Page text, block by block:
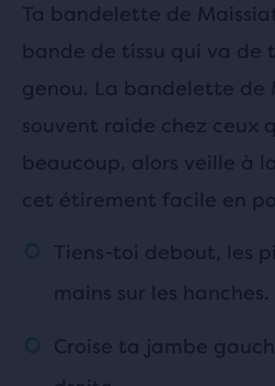
Ta bandelette de
bande de tissu qui va de
genou. La bandelette de
souvent raide chez ceux
beaucoup, alors veille à
cet étirement facile en
Tiens-toi debout, les
mains sur les hanches.
Croise ta jambe